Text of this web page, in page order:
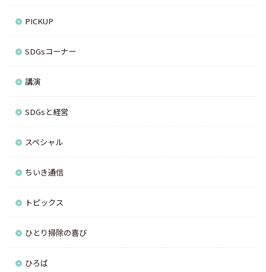
PICKUP
SDGsコーナー
講演
SDGsと経営
スペシャル
ちいき通信
トピックス
ひとり掃除の喜び
ひろば